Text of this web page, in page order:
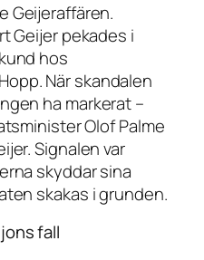
Geijeraffären.
Geijer pekades i
hos
När skandalen
ha markerat –
Olof Palme
Signalen var
skyddar sina
skakas i grunden.
fall